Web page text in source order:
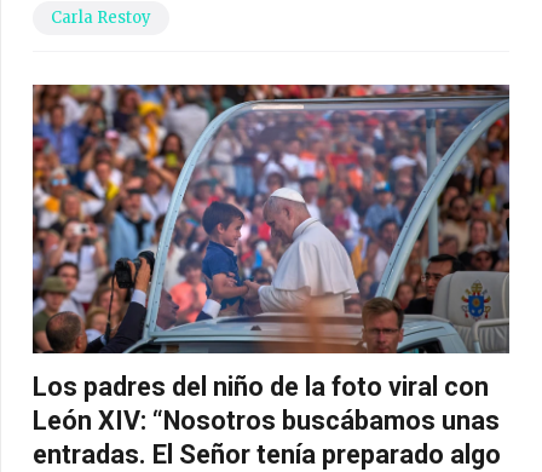
Carla Restoy
Los padres del niño de la foto viral con
León XIV: “Nosotros buscábamos unas
entradas. El Señor tenía preparado algo